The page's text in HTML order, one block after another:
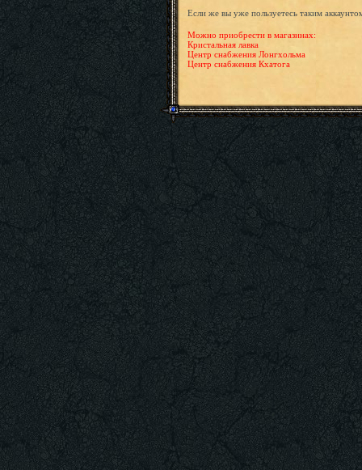
Если же вы уже пользуетесь таким
Можно приобрести в магазинах:
Кристальная лавка
Центр снабжения Лонгхольма
Центр снабжения Кхатога